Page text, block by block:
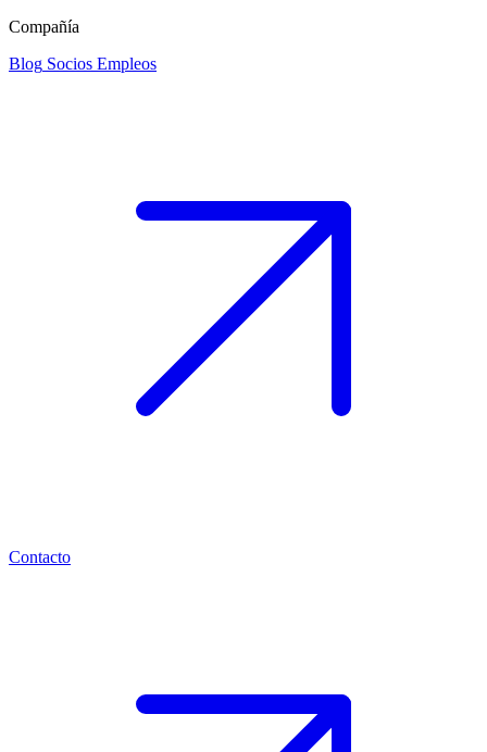
Compañía
Blog Socios Empleos
Contacto